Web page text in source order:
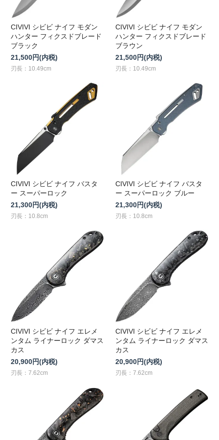
CIVIVI シビビ ナイフ モダン
ハンター フィクスドブレード
ブラック
21,500円(内税)
刃長：10.49cm
CIVIVI シビビ ナイフ モダン
ハンター フィクスドブレード
ブラウン
21,500円(内税)
刃長：10.49cm
CIVIVI シビビ ナイフ バスタ
ー スーパーロック
21,300円(内税)
刃長：10.8cm
CIVIVI シビビ ナイフ バスタ
ー スーパーロック ブルー
21,300円(内税)
刃長：10.8cm
CIVIVI シビビ ナイフ エレメ
ンタム ライナーロック ダマス
カス
20,900円(内税)
刃長：7.62cm
CIVIVI シビビ ナイフ エレメ
ンタム ライナーロック ダマス
カス
20,900円(内税)
刃長：7.62cm